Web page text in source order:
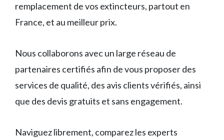
remplacement de vos extincteurs, partout en
France, et au meilleur prix.
Nous collaborons avec un large réseau de
partenaires certifiés afin de vous proposer des
services de qualité, des avis clients vérifiés, ainsi
que des devis gratuits et sans engagement.
Naviguez librement, comparez les experts